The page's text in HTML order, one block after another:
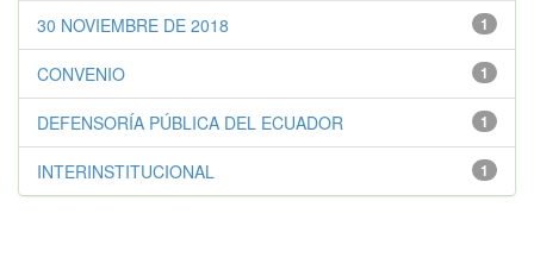
1
30 NOVIEMBRE DE 2018
1
CONVENIO
1
DEFENSORÍA PÚBLICA DEL ECUADOR
1
INTERINSTITUCIONAL